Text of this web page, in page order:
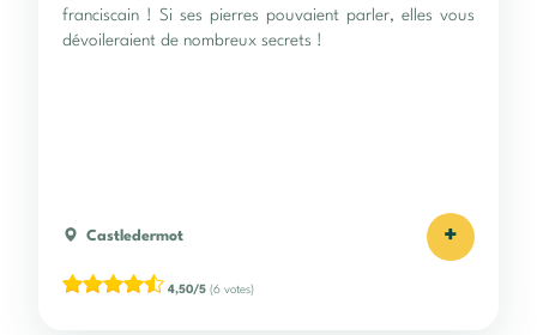
franciscain ! Si ses pierres pouvaient parler, elles vous
dévoileraient de nombreux secrets !
Castledermot +
4,50/5 (6 votes)